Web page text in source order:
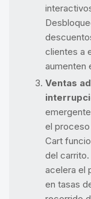
clientes a
aumenten
Ventas
el proceso
Cart
del
acelera el
en tasas